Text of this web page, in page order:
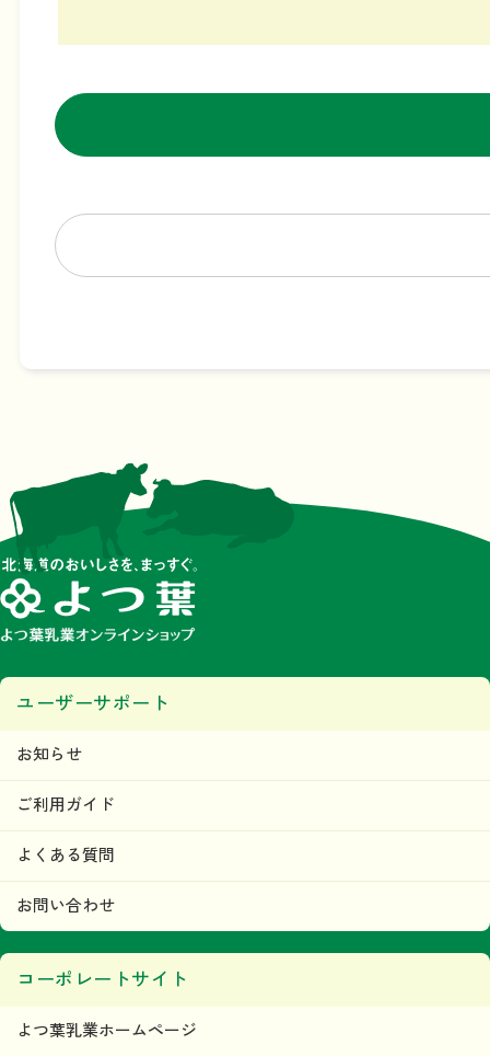
ユーザーサポート
お知らせ
ご利用ガイド
よくある質問
お問い合わせ
コーポレートサイト
よつ葉乳業ホームページ